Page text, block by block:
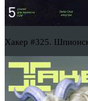
Хакер #325.